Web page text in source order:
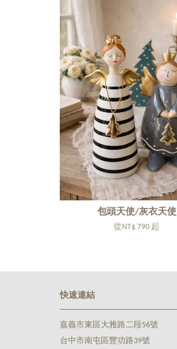
包頭天使/灰衣天使
從 NT$ 790 起
快速連結
嘉義市東區大雅路二段56號
台中市南屯區豐功路39號